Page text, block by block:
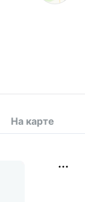
На карте